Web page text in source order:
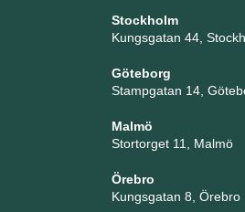
Stockholm
Kungsgatan 44,
Göteborg
Stampgatan 14,
Malmö
Stortorget 11, Malmö
Örebro
Kungsgatan 8, Örebro